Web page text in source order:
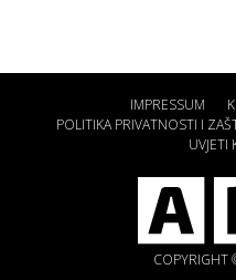
IMPRESSUM
POLITIKA PRIVATNOSTI I
UVJETI